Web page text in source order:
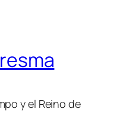
y el Reino de